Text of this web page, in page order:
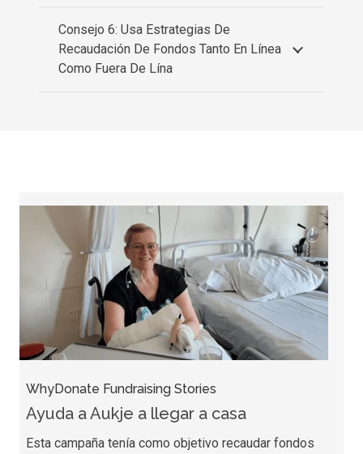
Consejo 6: Usa Estrategias De
Recaudación De Fondos Tanto En Línea
Como Fuera De Lína
WhyDonate Fundraising Stories
Ayuda a Aukje a llegar a casa
Esta campaña tenía como objetivo recaudar fondos